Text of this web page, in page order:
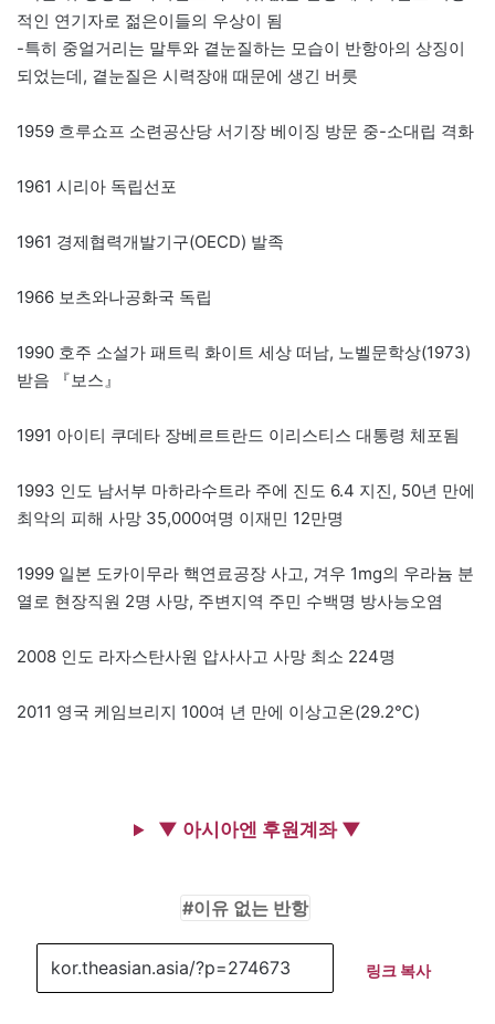
적인 연기자로 젊은이들의 우상이 됨
-특히 중얼거리는 말투와 곁눈질하는 모습이 반항아의 상징이
되었는데, 곁눈질은 시력장애 때문에 생긴 버릇
1959 흐루쇼프 소련공산당 서기장 베이징 방문 중-소대립 격화
1961 시리아 독립선포
1961 경제협력개발기구(OECD) 발족
1966 보츠와나공화국 독립
1990 호주 소설가 패트릭 화이트 세상 떠남, 노벨문학상(1973)
받음 『보스』
1991 아이티 쿠데타 장베르트란드 이리스티스 대통령 체포됨
1993 인도 남서부 마하라수트라 주에 진도 6.4 지진, 50년 만에
최악의 피해 사망 35,000여명 이재민 12만명
1999 일본 도카이무라 핵연료공장 사고, 겨우 1mg의 우라늄 분
열로 현장직원 2명 사망, 주변지역 주민 수백명 방사능오염
2008 인도 라자스탄사원 압사사고 사망 최소 224명
2011 영국 케임브리지 100여 년 만에 이상고온(29.2℃)
▼ 아시아엔 후원계좌 ▼
이유 없는 반항
링크 복사